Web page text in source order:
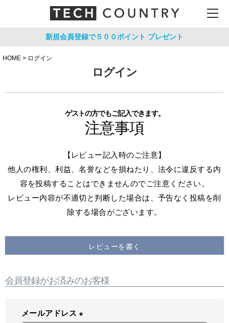
新規会員登録で５００ポイント プレゼント
HOME ログイン
ログイン
ゲストの方でもご記入できます。
注意事項
【レビュー記入時のご注意】
他人の権利、利益、名誉などを損ねたり、法令に違反する内
容を投稿することはできませんのでご注意ください。
レビュー内容が不適切と判断した場合は、予告なく投稿を削
除する場合がございます。
レビューを書く
会員登録がお済みのお客様
メールアドレス